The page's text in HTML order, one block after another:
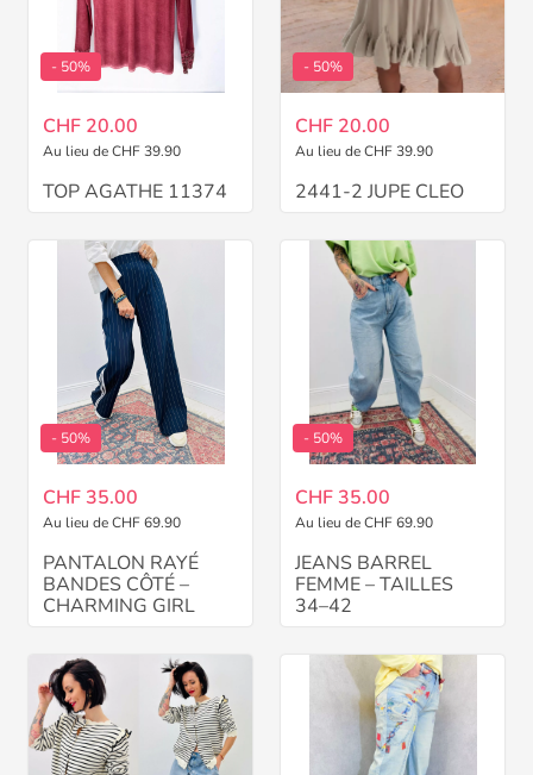
- 50%
CHF 20.00
Au lieu de CHF 39.90
TOP AGATHE 11374
- 50%
CHF 20.00
Au lieu de CHF 39.90
2441-2 JUPE CLEO
- 50%
CHF 35.00
Au lieu de CHF 69.90
PANTALON RAYÉ
BANDES CÔTÉ –
CHARMING GIRL
- 50%
CHF 35.00
Au lieu de CHF 69.90
JEANS BARREL
FEMME – TAILLES
34–42